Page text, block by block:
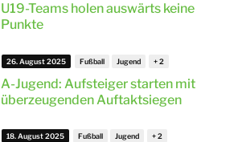
U19-Teams holen auswärts keine
Punkte
A-Jugend: Aufsteiger starten mit
überzeugenden Auftaktsiegen
26. August 2025 Fußball Jugend
18. August 2025 Fußball Jugend